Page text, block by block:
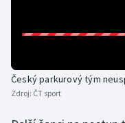
Jezdectví
Český parkurový tým
Zdroj: ČT sport